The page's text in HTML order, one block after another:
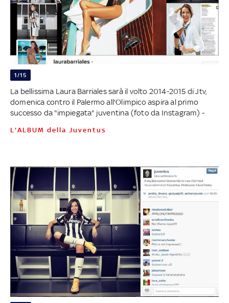
1/15
La bellissima Laura Barriales sarà il volto 2014-2015 di Jtv,
domenica contro il Palermo all'Olimpico aspira al primo
successo da "impiegata" juventina (foto da Instagram) -
L'ALBUM della Juventus